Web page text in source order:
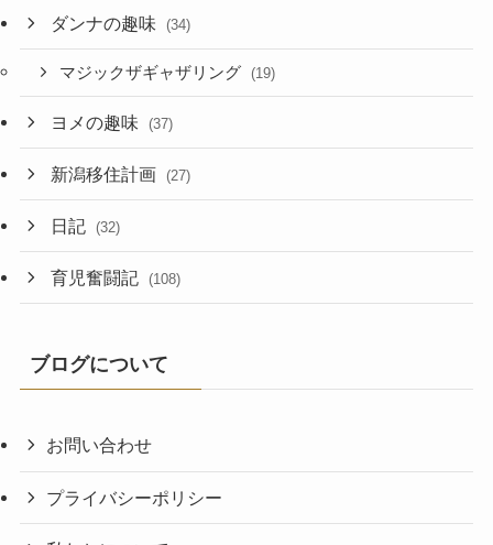
ダンナの趣味 (34)
マジックザギャザリング (19)
ヨメの趣味 (37)
新潟移住計画 (27)
日記 (32)
育児奮闘記 (108)
ブログについて
お問い合わせ
プライバシーポリシー